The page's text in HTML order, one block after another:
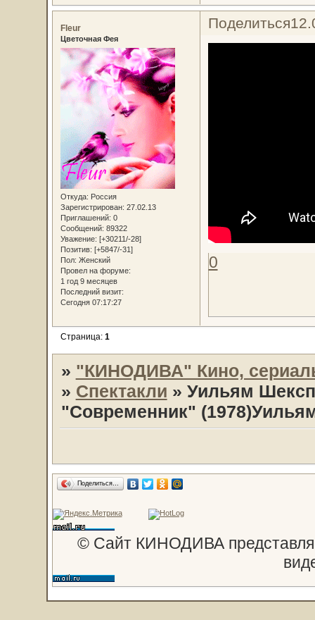
Поделиться
Fleur
Цветочная Фея
Откуда: Россия
Зарегистрирован: 27.02.13
Приглашений: 0
Сообщений: 89322
Уважение: [+30211/-28]
Позитив: [+5847/-31]
Пол: Женский
Провел на форуме:
1 год 9 месяцев
Последний визит:
Сегодня 07:17:27
0
Страница: 1
» "КИНОДИВА" Кино,
» Спектакли » Уильям
"Современник"
Поделиться…
© Сайт КИНОДИВА